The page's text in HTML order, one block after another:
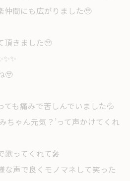
仲間にも広がりました🥹
頂きました🥹
🥹
ても痛みで苦しんでいました💦
ちゃん元気？’って声かけてくれ
歌ってくれて🎤
な声で良くモノマネして笑った